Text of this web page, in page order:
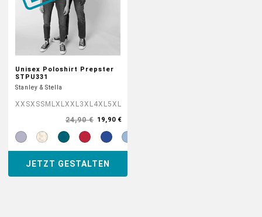
Unisex Poloshirt Prepster
STPU331
Stanley & Stella
XXSXSSM L XL XXL 3XL 4XL 5XL
24,90 € 19,90 €
JETZT GESTALTEN